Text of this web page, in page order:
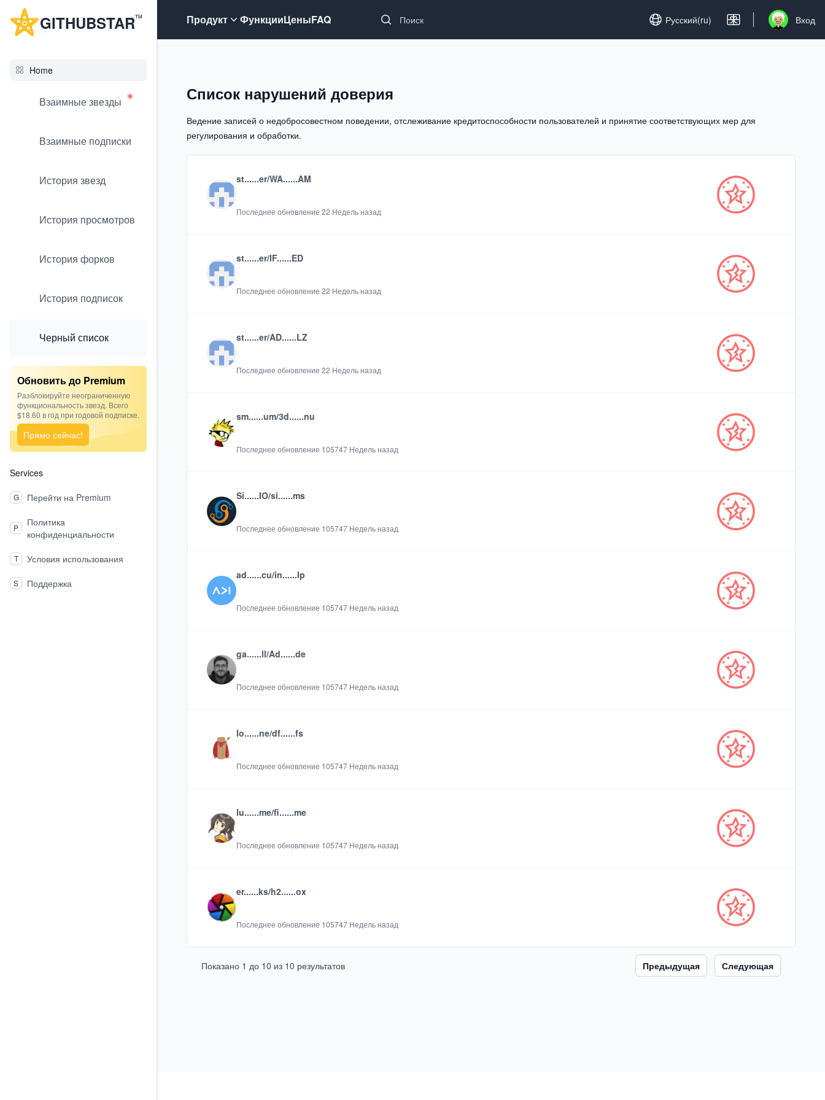
GITHUBSTARTM
Home
Взаимные звезды
Взаимные подписки
История звезд
История просмотров
История форков
История подписок
Черный список
Обновить до Premium
Разблокируйте неограниченную
функциональность звезд. Всего
$18.60 в год при годовой подписке.
Прямо сейчас!
Services
G Перейти на Premium
P
Политика
конфиденциальности
T Условия использования
S Поддержка
Продукт ФункцииЦеныFAQ
Set language
Русский(ru) Open user
Вход
Список нарушений доверия
Ведение записей о недобросовестном поведении, отслеживание кредитоспособности пользователей и принятие соответствующих мер для
регулирования и обработки.
st......er/WA......AM
Последнее обновление 22 Недель назад
st......er/IF......ED
Последнее обновление 22 Недель назад
st......er/AD......LZ
Последнее обновление 22 Недель назад
sm......um/3d......nu
Последнее обновление 105747 Недель назад
Si......IO/si......ms
Последнее обновление 105747 Недель назад
ad......cu/in......lp
Последнее обновление 105747 Недель назад
ga......ll/Ad......de
Последнее обновление 105747 Недель назад
lo......ne/df......fs
Последнее обновление 105747 Недель назад
lu......me/fi......me
Последнее обновление 105747 Недель назад
er......ks/h2......ox
Последнее обновление 105747 Недель назад
Показано 1 до 10 из 10 результатов Предыдущая Следующая